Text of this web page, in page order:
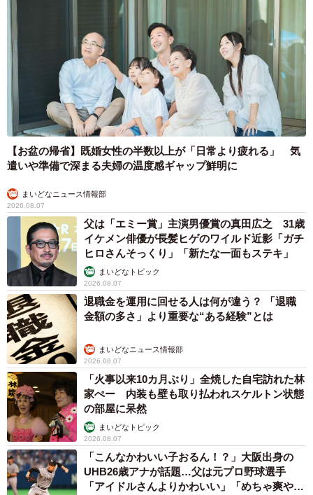
す。その姿は真っ暗なはずなのに後光が差して見えるほ
ど。赤ちゃんは生後35日で目が開いたことが確認され、同
時に懸命に立ち上がろうとするなど、活発さが日に日に増
しています。
7/10
生後18日。チップを掘り寝床を好みの形に整える母。赤ちゃん埋まりそ
うでコメント欄大爆笑、「ユキ大雑把」認定されました＝男鹿水族館Ｇ
ＡＯの公式動画よりキャプチャ
8/10
【お盆の帰省】既婚女性の半数以上が「日常より疲れる」 気
遣いや準備で深まる夫婦の温度感ギャップ鮮明に
まいどなニュース情報部
2026.08.07
父は「エミー賞」主演男優賞の真田広之 31歳
イケメン俳優が長髪ヒゲのワイルド近影「ガチ
ヒロさんそっくり」「新たな一面もステキ」
まいどなトピック
2026.08.07
退職金を運用に回せる人は何が違う？ 「退職
金額の多さ」より重要な“ある経験”とは
まいどなニュース情報部
2026.08.07
「火事以来10カ月ぶり」全焼した自宅訪れた林
家ぺー 内装も壁も取り払われスケルトン状態
の部屋に呆然
まいどなトピック
2026.08.07
「こんなかわいい子おるん！？」大阪出身の
UHB26歳アナが話題…父は元プロ野球選手
「アイドルさんよりかわいい」「めちゃ爽や